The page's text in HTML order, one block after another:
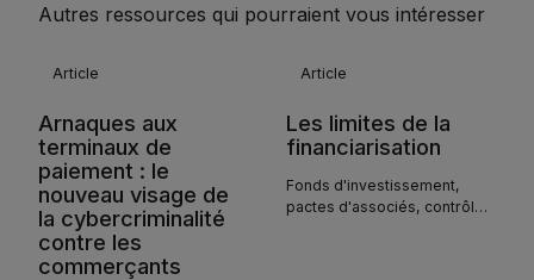
Autres ressources qui pourraient vous intéresser
Article
Arnaques aux
terminaux de
paiement : le
nouveau visage de
la cybercriminalité
contre les
commerçants
Article
Les limites de la
financiarisation
Fonds d'investissement,
pactes d'associés, contrôle